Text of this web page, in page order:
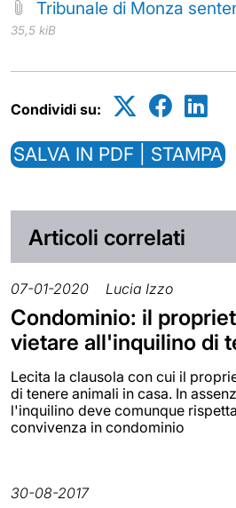
Tribunale di Monza
35,5 kiB
Condividi su:
SALVA IN PDF | STAMPA
Articoli correlati
07-01-2020 Lucia Izzo
Condominio: il
vietare all'inquilino di
Lecita la clausola con cui il
di tenere animali in casa. In
l'inquilino deve comunque
convivenza in condominio
30-08-2017